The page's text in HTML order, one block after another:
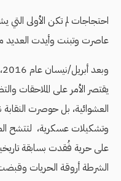
احتجاجات لم تكن اﻷولى التي
عاصرت وتبنت وأيدت العديد
يقتصر الأمر على الملاحقات
العشوائية، بل حوصرت
وتشكيلات عسكرية، لتتشح
على حرية فُقدت بسابقة
الشرطة أروقة الحريات